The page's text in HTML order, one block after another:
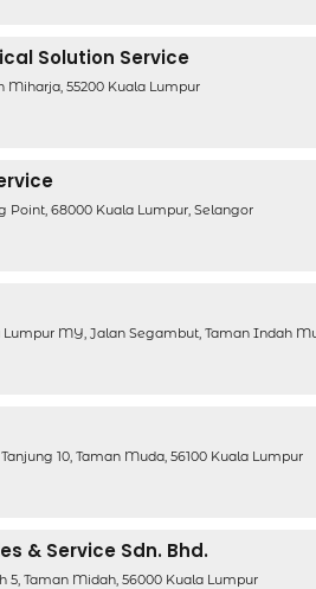
Solution Service
Miharja, 55200 Kuala Lumpur
Point, 68000 Kuala Lumpur, Selangor
Lumpur MY, Jalan Segambut, Taman Indah
10, Taman Muda, 56100 Kuala Lumpur
& Service Sdn. Bhd.
5, Taman Midah, 56000 Kuala Lumpur